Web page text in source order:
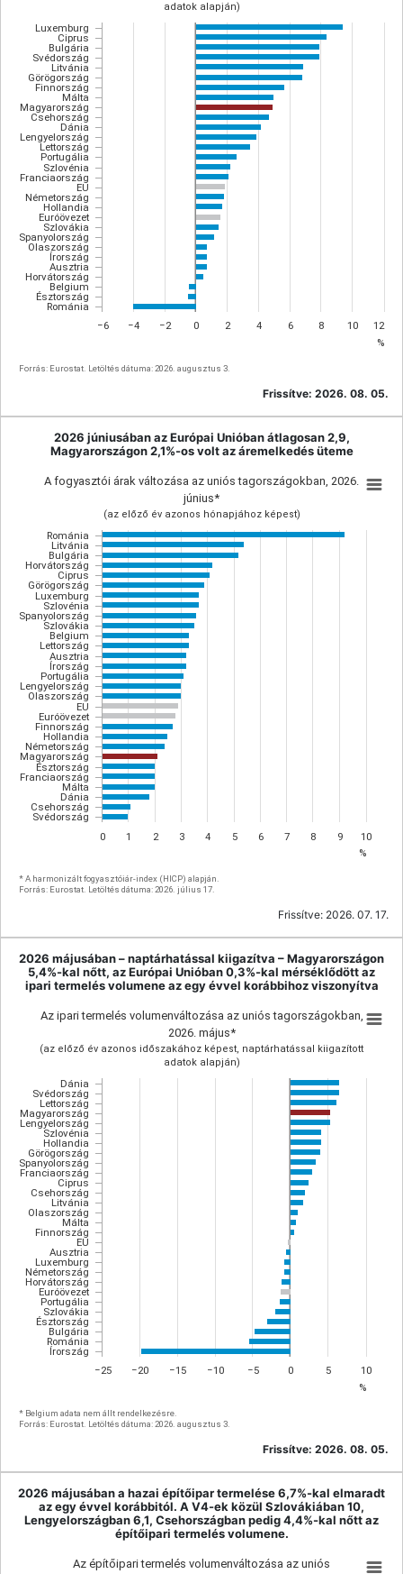
%
adatok alapján)
Forrás: Eurostat. Letöltés dátuma: 2026. augusztus 3.
Luxemburg
Ciprus
Bulgária
Svédország
Litvánia
Görögország
Finnország
Málta
Magyarország
Csehország
Dánia
Lengyelország
Lettország
Portugália
Szlovénia
Franciaország
EU
Németország
Hollandia
Euróövezet
Szlovákia
Spanyolország
Olaszország
Írország
Ausztria
Horvátország
Belgium
Észtország
Románia
−6
−4 −2 0 2 4 6 8 10 12
Frissítve: 2026. 08. 05.
2026 júniusában az Európai Unióban átlagosan 2,9,
Magyarországon 2,1%-os volt az áremelkedés üteme
%
A fogyasztói árak változása az uniós tagországokban, 2026.
június*
(az előző év azonos hónapjához képest)
* A harmonizált fogyasztóiár-index (HICP) alapján.
Forrás: Eurostat. Letöltés dátuma: 2026. július 17.
Románia
Litvánia
Bulgária
Horvátország
Ciprus
Görögország
Luxemburg
Szlovénia
Spanyolország
Szlovákia
Belgium
Lettország
Ausztria
Írország
Portugália
Lengyelország
Olaszország
EU
Euróövezet
Finnország
Hollandia
Németország
Magyarország
Észtország
Franciaország
Málta
Dánia
Csehország
Svédország
0
1 2 3 4 5 6 7 8 9 10
Frissítve: 2026. 07. 17.
2026 májusában – naptárhatással kiigazítva – Magyarországon
5,4%-kal nőtt, az Európai Unióban 0,3%-kal mérséklődött az
ipari termelés volumene az egy évvel korábbihoz viszonyítva
%
Az ipari termelés volumenváltozása az uniós tagországokban,
2026. május*
(az előző év azonos időszakához képest, naptárhatással kiigazított
adatok alapján)
* Belgium adata nem állt rendelkezésre.
Forrás: Eurostat. Letöltés dátuma: 2026. augusztus 3.
Dánia
Svédország
Lettország
Magyarország
Lengyelország
Szlovénia
Hollandia
Görögország
Spanyolország
Franciaország
Ciprus
Csehország
Litvánia
Olaszország
Málta
Finnország
EU
Ausztria
Luxemburg
Németország
Horvátország
Euróövezet
Portugália
Szlovákia
Észtország
Bulgária
Románia
Írország
−25
−20 −15 −10 −5 0 5 10
Frissítve: 2026. 08. 05.
2026 májusában a hazai építőipar termelése 6,7%-kal elmaradt
az egy évvel korábbitól. A V4-ek közül Szlovákiában 10,
Lengyelországban 6,1, Csehországban pedig 4,4%-kal nőtt az
építőipari termelés volumene.
Az építőipari termelés volumenváltozása az uniós